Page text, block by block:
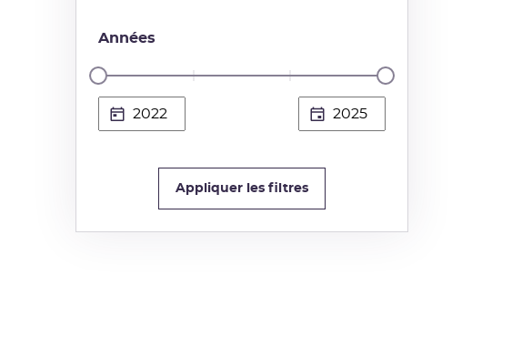
Années
Appliquer les filtres